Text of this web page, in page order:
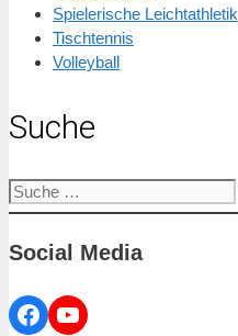
Spielerische Leichtathletik
Tischtennis
Volleyball
Suche
Suche
nach:
Social Media
Facebook
YouTube